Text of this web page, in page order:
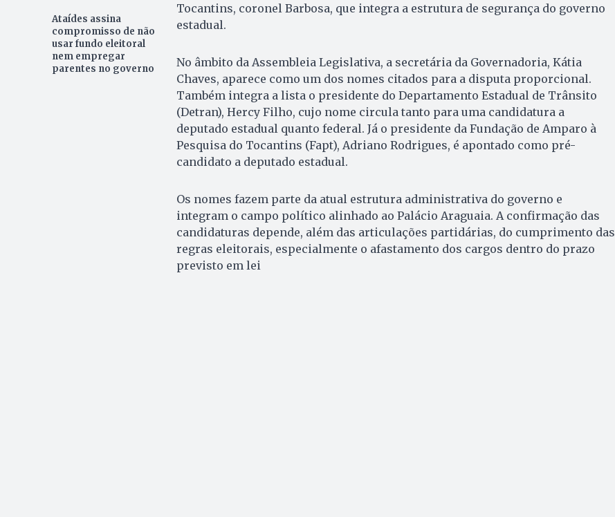
Ataídes assina
compromisso de não
usar fundo eleitoral
nem empregar
parentes no governo
Tocantins, coronel Barbosa, que integra a estrutura de segurança do governo
estadual.
No âmbito da Assembleia Legislativa, a secretária da Governadoria, Kátia
Chaves, aparece como um dos nomes citados para a disputa proporcional.
Também integra a lista o presidente do Departamento Estadual de Trânsito
(Detran), Hercy Filho, cujo nome circula tanto para uma candidatura a
deputado estadual quanto federal. Já o presidente da Fundação de Amparo à
Pesquisa do Tocantins (Fapt), Adriano Rodrigues, é apontado como pré-
candidato a deputado estadual.
Os nomes fazem parte da atual estrutura administrativa do governo e
integram o campo político alinhado ao Palácio Araguaia. A confirmação das
candidaturas depende, além das articulações partidárias, do cumprimento das
regras eleitorais, especialmente o afastamento dos cargos dentro do prazo
previsto em lei